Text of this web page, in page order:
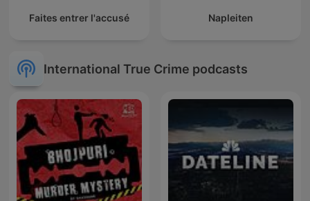
Faites entrer l'accusé Napleiten
International True Crime podcasts